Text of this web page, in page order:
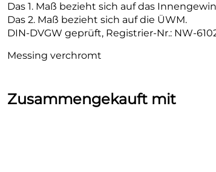
Das 1. Maß bezieht sich auf das
Das 2. Maß bezieht sich auf die ÜWM.
DIN-DVGW geprüft, Registrier-Nr.: NW-
Messing verchromt
Zusammengekauft mit